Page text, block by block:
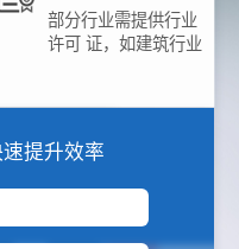
部分行业需提供行业
许可 证，如建筑行业
提升效率